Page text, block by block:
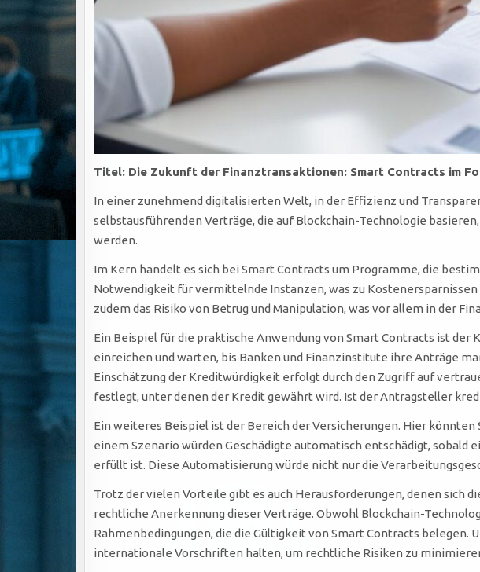
Titel: Die Zukunft der Finanztransaktionen: Smart Contracts im
In einer zunehmend digitalisierten Welt, in der Effizienz und
selbstausführenden Verträge, die auf Blockchain-Technologie
werden.
Im Kern handelt es sich bei Smart Contracts um Programme, die
Notwendigkeit für vermittelnde Instanzen, was zu
zudem das Risiko von Betrug und Manipulation, was vor allem in der
Ein Beispiel für die praktische Anwendung von Smart Contracts ist
einreichen und warten, bis Banken und Finanzinstitute ihre Anträge
Einschätzung der Kreditwürdigkeit erfolgt durch den Zugriff auf
festlegt, unter denen der Kredit gewährt wird. Ist der Antragsteller
Ein weiteres Beispiel ist der Bereich der Versicherungen. Hier
einem Szenario würden Geschädigte automatisch entschädigt, sobald
erfüllt ist. Diese Automatisierung würde nicht nur die
Trotz der vielen Vorteile gibt es auch Herausforderungen, denen sich
rechtliche Anerkennung dieser Verträge. Obwohl Blockchain-
Rahmenbedingungen, die die Gültigkeit von Smart Contracts belegen.
internationale Vorschriften halten, um rechtliche Risiken zu